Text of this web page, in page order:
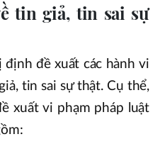
tin giả, tin sai sự
đề xuất các hành vi
tin sai sự thật. Cụ thể,
xuất vi phạm pháp luật